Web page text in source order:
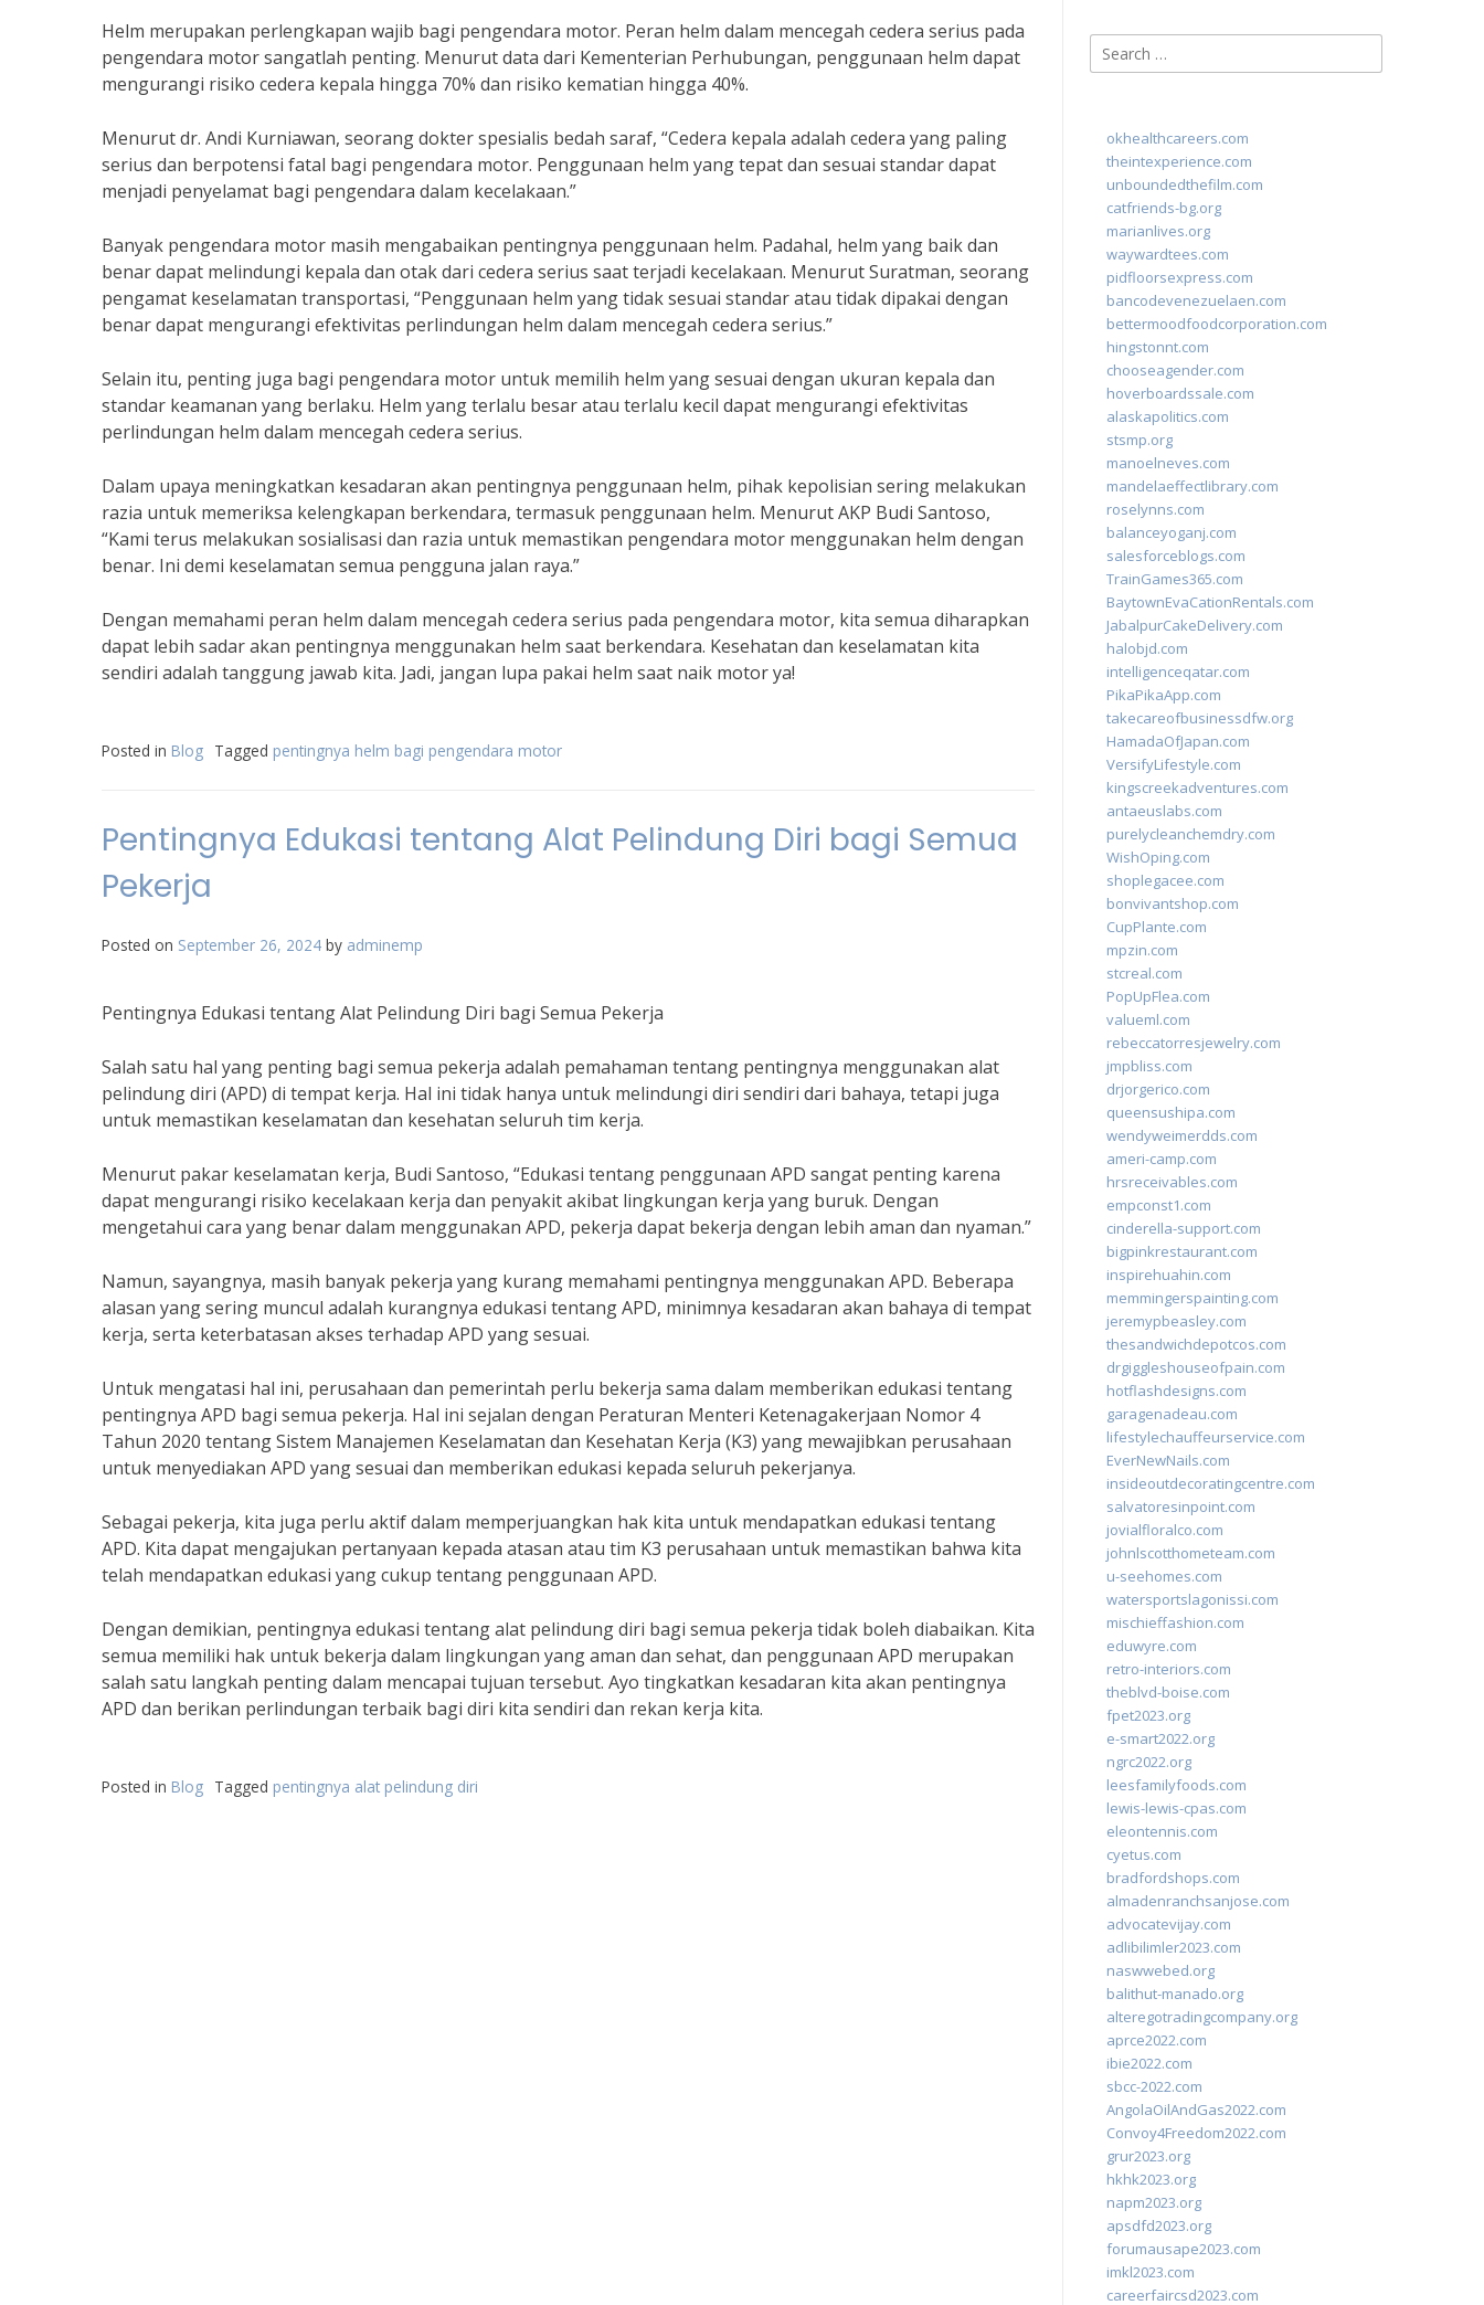
Helm merupakan perlengkapan wajib bagi pengendara motor. Peran helm dalam mencegah cedera serius pada
pengendara motor sangatlah penting. Menurut data dari Kementerian Perhubungan, penggunaan helm dapat
mengurangi risiko cedera kepala hingga 70% dan risiko kematian hingga 40%.
Menurut dr. Andi Kurniawan, seorang dokter spesialis bedah saraf, “Cedera kepala adalah cedera yang paling
serius dan berpotensi fatal bagi pengendara motor. Penggunaan helm yang tepat dan sesuai standar dapat
menjadi penyelamat bagi pengendara dalam kecelakaan.”
Banyak pengendara motor masih mengabaikan pentingnya penggunaan helm. Padahal, helm yang baik dan
benar dapat melindungi kepala dan otak dari cedera serius saat terjadi kecelakaan. Menurut Suratman, seorang
pengamat keselamatan transportasi, “Penggunaan helm yang tidak sesuai standar atau tidak dipakai dengan
benar dapat mengurangi efektivitas perlindungan helm dalam mencegah cedera serius.”
Selain itu, penting juga bagi pengendara motor untuk memilih helm yang sesuai dengan ukuran kepala dan
standar keamanan yang berlaku. Helm yang terlalu besar atau terlalu kecil dapat mengurangi efektivitas
perlindungan helm dalam mencegah cedera serius.
Dalam upaya meningkatkan kesadaran akan pentingnya penggunaan helm, pihak kepolisian sering melakukan
razia untuk memeriksa kelengkapan berkendara, termasuk penggunaan helm. Menurut AKP Budi Santoso,
“Kami terus melakukan sosialisasi dan razia untuk memastikan pengendara motor menggunakan helm dengan
benar. Ini demi keselamatan semua pengguna jalan raya.”
Dengan memahami peran helm dalam mencegah cedera serius pada pengendara motor, kita semua diharapkan
dapat lebih sadar akan pentingnya menggunakan helm saat berkendara. Kesehatan dan keselamatan kita
sendiri adalah tanggung jawab kita. Jadi, jangan lupa pakai helm saat naik motor ya!
Posted in Blog Tagged pentingnya helm bagi pengendara motor
Pentingnya Edukasi tentang Alat Pelindung Diri bagi Semua
Pekerja
Posted on September 26, 2024 by adminemp
Pentingnya Edukasi tentang Alat Pelindung Diri bagi Semua Pekerja
Salah satu hal yang penting bagi semua pekerja adalah pemahaman tentang pentingnya menggunakan alat
pelindung diri (APD) di tempat kerja. Hal ini tidak hanya untuk melindungi diri sendiri dari bahaya, tetapi juga
untuk memastikan keselamatan dan kesehatan seluruh tim kerja.
Menurut pakar keselamatan kerja, Budi Santoso, “Edukasi tentang penggunaan APD sangat penting karena
dapat mengurangi risiko kecelakaan kerja dan penyakit akibat lingkungan kerja yang buruk. Dengan
mengetahui cara yang benar dalam menggunakan APD, pekerja dapat bekerja dengan lebih aman dan nyaman.”
Namun, sayangnya, masih banyak pekerja yang kurang memahami pentingnya menggunakan APD. Beberapa
alasan yang sering muncul adalah kurangnya edukasi tentang APD, minimnya kesadaran akan bahaya di tempat
kerja, serta keterbatasan akses terhadap APD yang sesuai.
Untuk mengatasi hal ini, perusahaan dan pemerintah perlu bekerja sama dalam memberikan edukasi tentang
pentingnya APD bagi semua pekerja. Hal ini sejalan dengan Peraturan Menteri Ketenagakerjaan Nomor 4
Tahun 2020 tentang Sistem Manajemen Keselamatan dan Kesehatan Kerja (K3) yang mewajibkan perusahaan
untuk menyediakan APD yang sesuai dan memberikan edukasi kepada seluruh pekerjanya.
Sebagai pekerja, kita juga perlu aktif dalam memperjuangkan hak kita untuk mendapatkan edukasi tentang
APD. Kita dapat mengajukan pertanyaan kepada atasan atau tim K3 perusahaan untuk memastikan bahwa kita
telah mendapatkan edukasi yang cukup tentang penggunaan APD.
Dengan demikian, pentingnya edukasi tentang alat pelindung diri bagi semua pekerja tidak boleh diabaikan. Kita
semua memiliki hak untuk bekerja dalam lingkungan yang aman dan sehat, dan penggunaan APD merupakan
salah satu langkah penting dalam mencapai tujuan tersebut. Ayo tingkatkan kesadaran kita akan pentingnya
APD dan berikan perlindungan terbaik bagi diri kita sendiri dan rekan kerja kita.
Posted in Blog Tagged pentingnya alat pelindung diri
Search
for:
okhealthcareers.com
theintexperience.com
unboundedthefilm.com
catfriends-bg.org
marianlives.org
waywardtees.com
pidfloorsexpress.com
bancodevenezuelaen.com
bettermoodfoodcorporation.com
hingstonnt.com
chooseagender.com
hoverboardssale.com
alaskapolitics.com
stsmp.org
manoelneves.com
mandelaeffectlibrary.com
roselynns.com
balanceyoganj.com
salesforceblogs.com
TrainGames365.com
BaytownEvaCationRentals.com
JabalpurCakeDelivery.com
halobjd.com
intelligenceqatar.com
PikaPikaApp.com
takecareofbusinessdfw.org
HamadaOfJapan.com
VersifyLifestyle.com
kingscreekadventures.com
antaeuslabs.com
purelycleanchemdry.com
WishOping.com
shoplegacee.com
bonvivantshop.com
CupPlante.com
mpzin.com
stcreal.com
PopUpFlea.com
valueml.com
rebeccatorresjewelry.com
jmpbliss.com
drjorgerico.com
queensushipa.com
wendyweimerdds.com
ameri-camp.com
hrsreceivables.com
empconst1.com
cinderella-support.com
bigpinkrestaurant.com
inspirehuahin.com
memmingerspainting.com
jeremypbeasley.com
thesandwichdepotcos.com
drgiggleshouseofpain.com
hotflashdesigns.com
garagenadeau.com
lifestylechauffeurservice.com
EverNewNails.com
insideoutdecoratingcentre.com
salvatoresinpoint.com
jovialfloralco.com
johnlscotthometeam.com
u-seehomes.com
watersportslagonissi.com
mischieffashion.com
eduwyre.com
retro-interiors.com
theblvd-boise.com
fpet2023.org
e-smart2022.org
ngrc2022.org
leesfamilyfoods.com
lewis-lewis-cpas.com
eleontennis.com
cyetus.com
bradfordshops.com
almadenranchsanjose.com
advocatevijay.com
adlibilimler2023.com
naswwebed.org
balithut-manado.org
alteregotradingcompany.org
aprce2022.com
ibie2022.com
sbcc-2022.com
AngolaOilAndGas2022.com
Convoy4Freedom2022.com
grur2023.org
hkhk2023.org
napm2023.org
apsdfd2023.org
forumausape2023.com
imkl2023.com
careerfaircsd2023.com